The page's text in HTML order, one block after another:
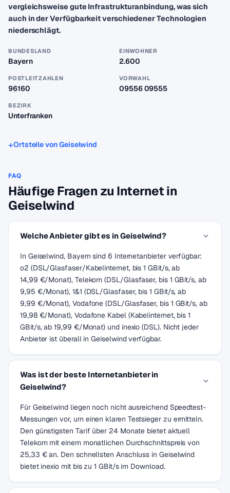
vergleichsweise gute Infrastrukturanbindung, was sich
auch in der Verfügbarkeit verschiedener Technologien
niederschlägt.
BUNDESLAND
Bayern
EINWOHNER
2.600
POSTLEITZAHLEN
96160
VORWAHL
09556 09555
BEZIRK
Unterfranken
Ortsteile von Geiselwind
FAQ
Häufige Fragen zu Internet in
Geiselwind
Welche Anbieter gibt es in Geiselwind?
In Geiselwind, Bayern sind 6 Internetanbieter verfügbar:
o2 (DSL/Glasfaser/Kabelinternet, bis 1 GBit/s, ab
14,99 €/Monat), Telekom (DSL/Glasfaser, bis 1 GBit/s, ab
9,95 €/Monat), 1&1 (DSL/Glasfaser, bis 1 GBit/s, ab
9,99 €/Monat), Vodafone (DSL/Glasfaser, bis 1 GBit/s, ab
19,98 €/Monat), Vodafone Kabel (Kabelinternet, bis 1
GBit/s, ab 19,99 €/Monat) und inexio (DSL). Nicht jeder
Anbieter ist überall in Geiselwind verfügbar.
Was ist der beste Internetanbieter in
Geiselwind?
Für Geiselwind liegen noch nicht ausreichend Speedtest-
Messungen vor, um einen klaren Testsieger zu ermitteln.
Den günstigsten Tarif über 24 Monate bietet aktuell
Telekom mit einem monatlichen Durchschnittspreis von
25,33 € an. Den schnellsten Anschluss in Geiselwind
bietet inexio mit bis zu 1 GBit/s im Download.